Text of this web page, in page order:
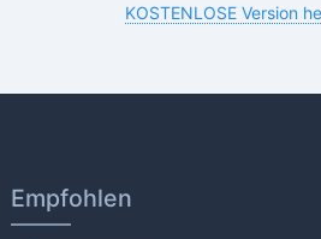
KOSTENLOSE Version
Empfohlen